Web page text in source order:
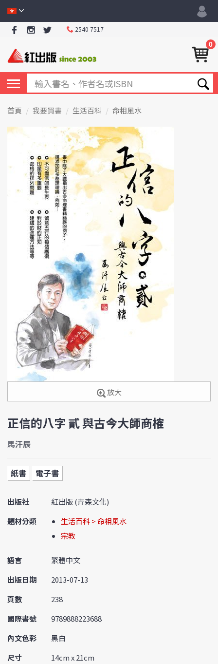
2540 7517
0
首頁 我要買書 生活百科 命相風水
放大
正信的八字 貳 與古今大師商榷
馬汗辰
紙書 電子書
出版社
紅出版 (青森文化)
題材分類
生活百科 > 命相風水
宗教
語言
繁體中文
出版日期
2013-07-13
頁數
238
國際書號
9789888223688
內文色彩
黑白
尺寸
14cm x 21cm